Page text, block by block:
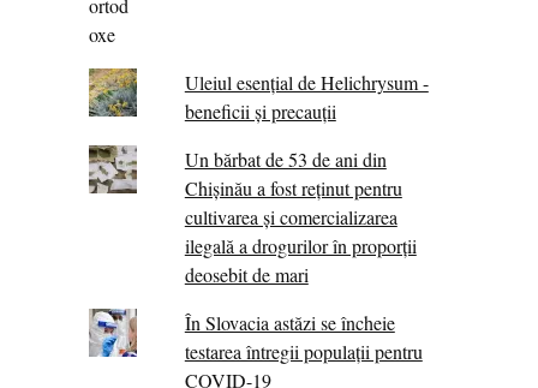
Uleiul esențial de Helichrysum -
beneficii și precauții
Un bărbat de 53 de ani din
Chișinău a fost reținut pentru
cultivarea și comercializarea
ilegală a drogurilor în proporții
deosebit de mari
În Slovacia astăzi se încheie
testarea întregii populații pentru
COVID-19